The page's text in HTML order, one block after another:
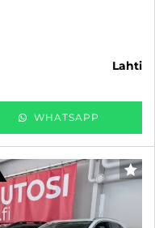
lahti
WHATSAPP